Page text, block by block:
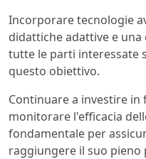
Incorporare tecnologie
didattiche adattive e
tutte le parti interessate
questo obiettivo.
Continuare a investire
monitorare l'efficacia
fondamentale per
raggiungere il suo pieno